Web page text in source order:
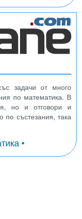
задачи от много
по математика. В
но и отговори и
по състезания, така
•